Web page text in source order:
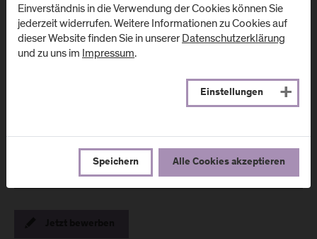
Perspektiven und Kompetenzen in Forschung
und Lehre und einem großen, internationalen
Netzwerk an Forschungs-, Unternehmens- und
Bildungspartner*innen. Nutzen Sie die Vorteile
dieser Community als Booster für Ihre Karriere
und Ihr persönliches Vorankommen.
Einverständnis in die Verwendung der Cookies können Sie
jederzeit widerrufen. Weitere Informationen zu Cookies auf
dieser Website finden Sie in unsererDatenschutzerklärung
und zu uns im Impressum.
Einstellungen
Speichern Alle Cookies akzeptieren